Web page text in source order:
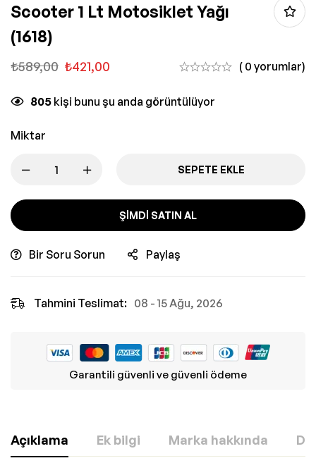
Scooter 1 Lt Motosiklet Yağı
(1618)
₺589,00 ₺421,00 ( 0 yorumlar)
805 kişi bunu şu anda görüntülüyor
Miktar
SEPETE EKLE
ŞIMDI SATIN AL
Bir Soru Sorun Paylaş
Tahmini Teslimat: 08 - 15 Ağu, 2026
Garantili güvenli ve güvenli ödeme
Açıklama Ek bilgi Marka hakkında